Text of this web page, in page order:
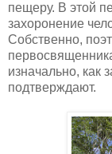
пещеру. В этой
захоронение
Собственно,
изначально, как
подтверждают.